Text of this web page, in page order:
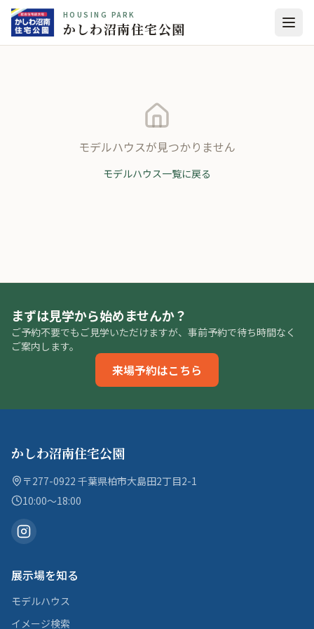
HOUSING PARK
かしわ沼南住宅公園
モデルハウスが見つかりません
モデルハウス一覧に戻る
まずは見学から始めませんか？
ご予約不要でもご見学いただけますが、事前予約で待ち時間なく
ご案内します。
来場予約はこちら
かしわ沼南住宅公園
〒277-0922 千葉県柏市大島田2丁目2-1
10:00〜18:00
展示場を知る
モデルハウス
イメージ検索